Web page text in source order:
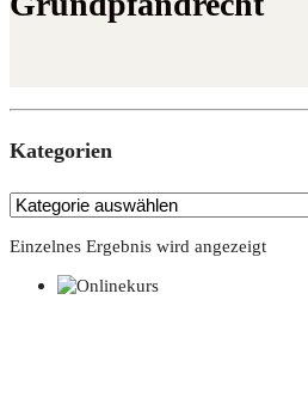
Kate­go­rien
Einzelnes Ergebnis wird angezeigt